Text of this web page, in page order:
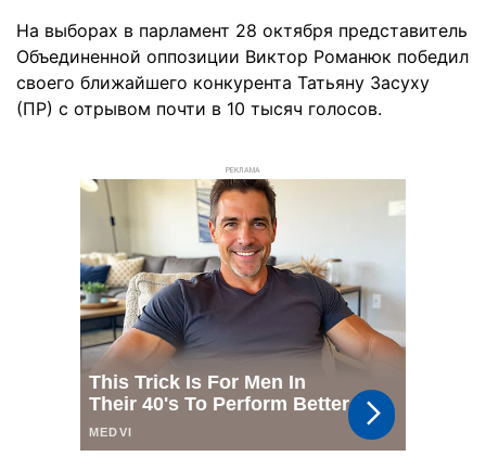
На выборах в парламент 28 октября представитель
Объединенной оппозиции Виктор Романюк победил
своего ближайшего конкурента Татьяну Засуху
(ПР) с отрывом почти в 10 тысяч голосов.
РЕКЛАМА